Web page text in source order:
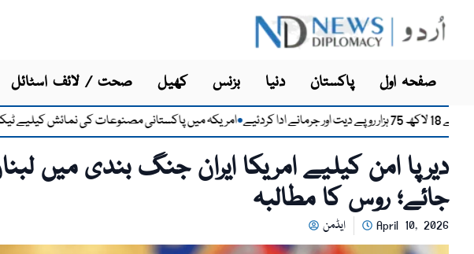
صحت / لائف اسٹائل کھیل بزنس دنیا پاکستان صفحہ اول
امریکہ میں پاکستانی مصنوعات کی نمائش کیلیے ٹیکس ورلڈ●
دیرپا امن کیلیے امریکا ایران جنگ بندی میں
جائے؛ روس کا مطالبہ
ایڈمن April 10, 2026